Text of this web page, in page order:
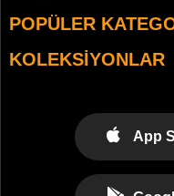
POPÜLER
KOLEKSIYONLAR
App